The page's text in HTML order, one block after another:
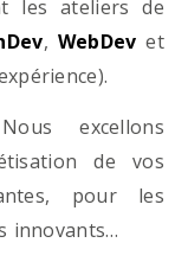
les ateliers de
, WebDev et
excellons
de vos
pour les
innovants…